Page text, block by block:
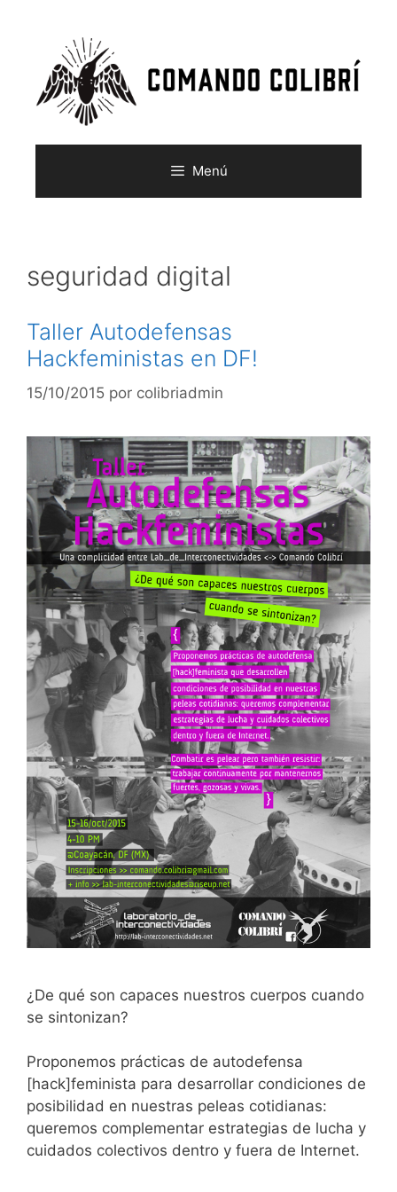
Menú
seguridad digital
Taller Autodefensas
Hackfeministas en DF!
15/10/2015 por colibriadmin
¿De qué son capaces nuestros cuerpos cuando
se sintonizan?
Proponemos prácticas de autodefensa
[hack]feminista para desarrollar condiciones de
posibilidad en nuestras peleas cotidianas:
queremos complementar estrategias de lucha y
cuidados colectivos dentro y fuera de Internet.